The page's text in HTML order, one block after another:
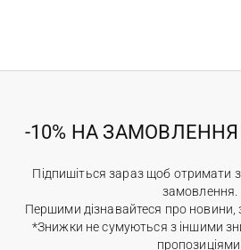
-10% НА
Підпишіться зараз щоб отримати
замовлення.
Першими дізнавайтеся про новини,
*Знижки не сумуються з іншими
пропозиціями.